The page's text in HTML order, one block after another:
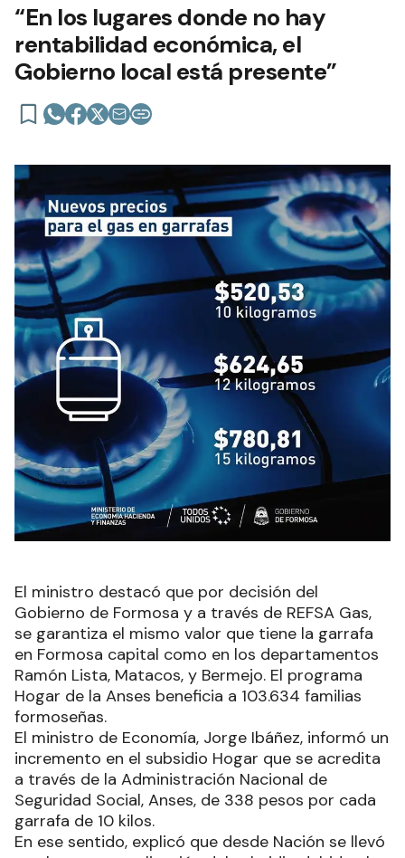
“En los lugares donde no hay
rentabilidad económica, el
Gobierno local está presente”
El ministro destacó que por decisión del
Gobierno de Formosa y a través de REFSA Gas,
se garantiza el mismo valor que tiene la garrafa
en Formosa capital como en los departamentos
Ramón Lista, Matacos, y Bermejo. El programa
Hogar de la Anses beneficia a 103.634 familias
formoseñas.
El ministro de Economía, Jorge Ibáñez, informó un
incremento en el subsidio Hogar que se acredita
a través de la Administración Nacional de
Seguridad Social, Anses, de 338 pesos por cada
garrafa de 10 kilos.
En ese sentido, explicó que desde Nación se llevó